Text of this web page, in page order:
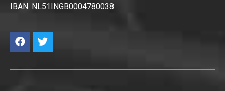
IBAN: NL51INGB0004780038